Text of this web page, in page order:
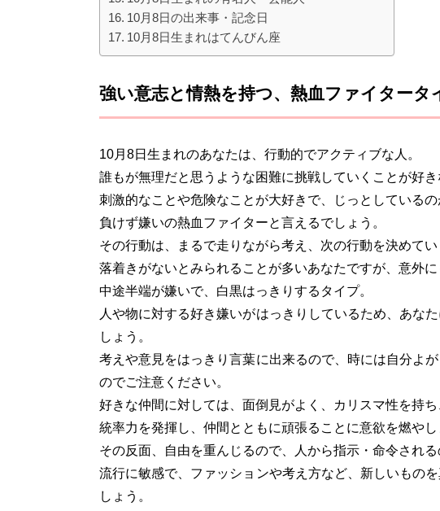
10月8日の出来事・記念日
10月8日生まれはてんびん座
強い意志と情熱を持つ、熱血ファイタータ
10月8日生まれのあなたは、行動的でアクティブな人。
誰もが無理だと思うような困難に挑戦していくことが好き
刺激的なことや危険なことが大好きで、じっとしているの
負けず嫌いの熱血ファイターと言えるでしょう。
その行動は、まるで走りながら考え、次の行動を決めてい
落着きがないとみられることが多いあなたですが、意外
中途半端が嫌いで、白黒はっきりするタイプ。
人や物に対する好き嫌いがはっきりしているため、あな
しょう。
考えや意見をはっきり言葉に出来るので、時には自分よ
のでご注意ください。
好きな仲間に対しては、面倒見がよく、カリスマ性を持ち
統率力を発揮し、仲間とともに頑張ることに意欲を燃やし
その反面、自由を重んじるので、人から指示・命令される
流行に敏感で、ファッションや考え方など、新しいもの
しょう。